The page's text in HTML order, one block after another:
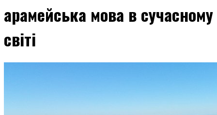
арамейська мова в сучасному
світі